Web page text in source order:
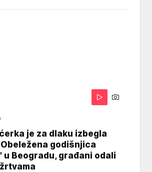
je za dlaku izbegla
godišnjica
u Beogradu, građani odali